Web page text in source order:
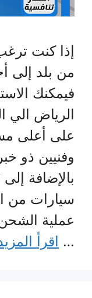
إذا كنت
من بلد
فيمكنك
الرياض الي
على أعلى
وفنيين ذو
بالإضافة
سيارات من
عملية الشحن
… اقرأ